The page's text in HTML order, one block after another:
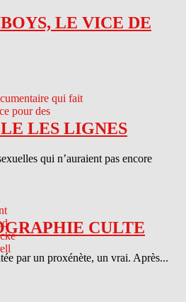
LE VICE DE
LES LIGNES
qui n’auraient pas encore
CULTE
par un proxénète, un vrai. Après...